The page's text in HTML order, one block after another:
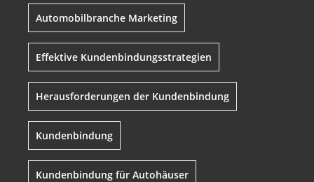
Automobilbranche Marketing
Effektive Kundenbindungsstrategien
Herausforderungen der Kundenbindung
Kundenbindung
Kundenbindung für Autohäuser